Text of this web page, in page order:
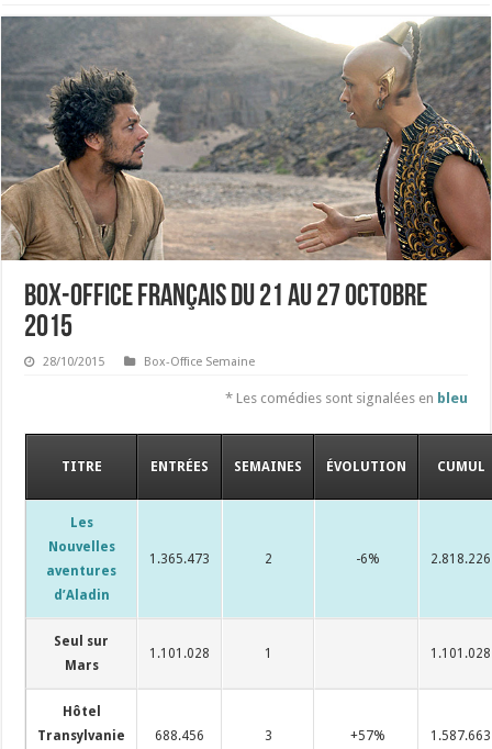
Box-office français du 21 au 27 octobre
2015
28/10/2015 Box-Office Semaine
* Les comédies sont signalées en bleu
TITRE ENTRÉES SEMAINES ÉVOLUTION CUMUL
Les
Nouvelles
aventures
d’Aladin
1.365.473 2 -6% 2.818.226
Seul sur
Mars
1.101.028 1 1.101.028
Hôtel
Transylvanie
688.456 3 +57% 1.587.663